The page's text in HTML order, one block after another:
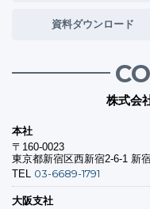
資料ダウンロード
株式会
本社
〒160-0023
東京都新宿区西新宿2-6-1 新
TEL 03-6689-1791
大阪支社